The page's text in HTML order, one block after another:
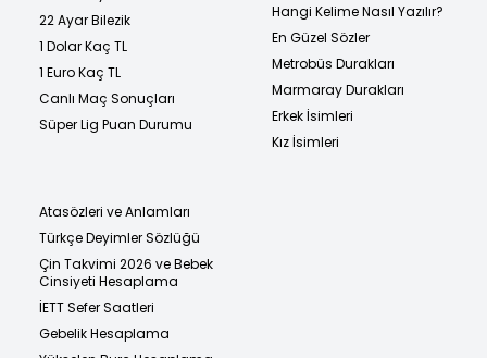
22 Ayar Bilezik
1 Dolar Kaç TL
1 Euro Kaç TL
Canlı Maç Sonuçları
Süper Lig Puan Durumu
Hangi Kelime Nasıl Yazılır?
En Güzel Sözler
Metrobüs Durakları
Marmaray Durakları
Erkek İsimleri
Kız İsimleri
Atasözleri ve Anlamları
Türkçe Deyimler Sözlüğü
Çin Takvimi 2026 ve Bebek
Cinsiyeti Hesaplama
İETT Sefer Saatleri
Gebelik Hesaplama